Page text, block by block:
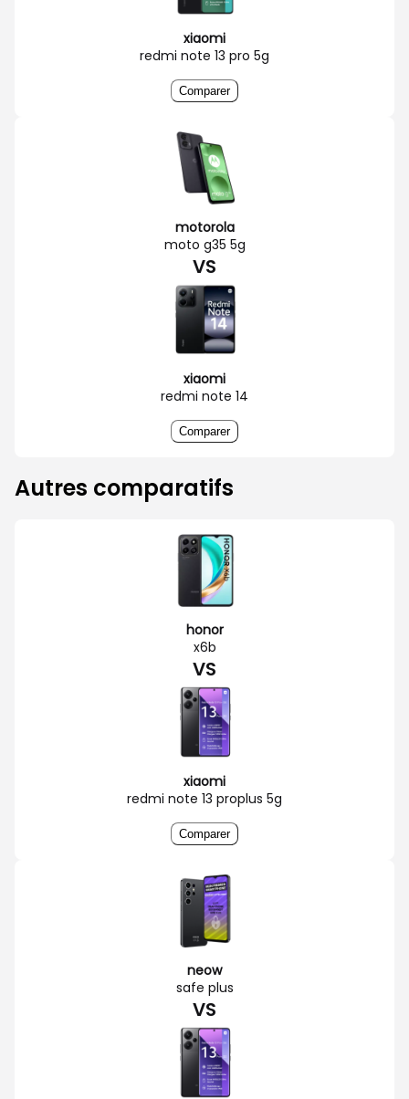
xiaomi
redmi note 13 pro 5g
Comparer
motorola
moto g35 5g
VS
xiaomi
redmi note 14
Comparer
Autres comparatifs
honor
x6b
VS
xiaomi
redmi note 13 proplus 5g
Comparer
neow
safe plus
VS